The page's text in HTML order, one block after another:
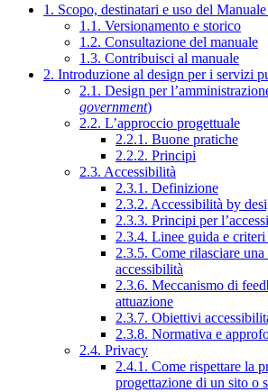
1. Scopo, destinatari e uso del
1.1. Versionamento e storico
1.2. Consultazione del manuale
1.3. Contribuisci al manuale
2. Introduzione al design per i servizi
2.1. Design per
government)
2.2. L’approccio progettuale
2.2.1. Buone pratiche
2.2.2. Principi
2.3. Accessibilità
2.3.1. Definizione
2.3.2. Accessibilità by
2.3.3. Principi per
2.3.4. Linee guida e criteri
2.3.5. Come rilasciare
accessibilità
2.3.6. Meccanismo di
attuazione
2.3.7. Obiettivi
2.3.8. Normativa e
2.4. Privacy
2.4.1. Come rispettare la
progettazione di un sito o